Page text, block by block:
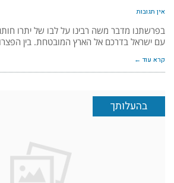
אין תגובות
בפרשתנו מדבר משה רבינו על לבו של יתרו
עם ישראל בדרכם אל הארץ המובטחת. בין
קרא עוד ←
בהעלותך